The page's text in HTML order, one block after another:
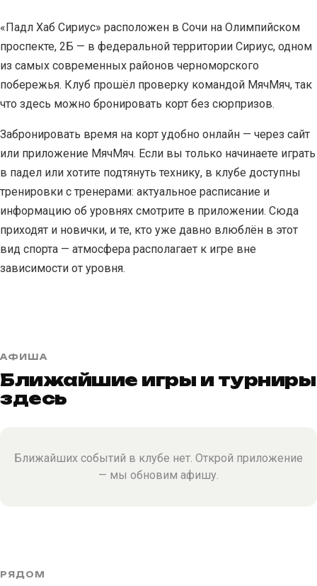
«Падл Хаб Сириус» расположен в Сочи на Олимпийском
проспекте, 2Б — в федеральной территории Сириус, одном
из самых современных районов черноморского
побережья. Клуб прошёл проверку командой МячМяч, так
что здесь можно бронировать корт без сюрпризов.
Забронировать время на корт удобно онлайн — через сайт
или приложение МячМяч. Если вы только начинаете играть
в падел или хотите подтянуть технику, в клубе доступны
тренировки с тренерами: актуальное расписание и
информацию об уровнях смотрите в приложении. Сюда
приходят и новички, и те, кто уже давно влюблён в этот
вид спорта — атмосфера располагает к игре вне
зависимости от уровня.
АФИША
Ближайшие игры и турниры
здесь
Ближайших событий в клубе нет. Открой приложение
— мы обновим афишу.
РЯДОМ